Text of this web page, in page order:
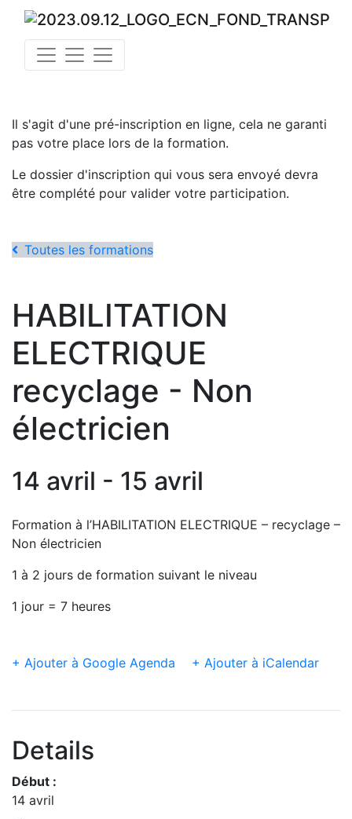
Il s'agit d'une pré-inscription en ligne, cela ne garanti
pas votre place lors de la formation.
Le dossier d'inscription qui vous sera envoyé devra
être complété pour valider votre participation.
Toutes les formations
HABILITATION
ELECTRIQUE
recyclage - Non
électricien
14 avril - 15 avril
Formation à l’HABILITATION ELECTRIQUE – recyclage –
Non électricien
1 à 2 jours de formation suivant le niveau
1 jour = 7 heures
+ Ajouter à Google Agenda + Ajouter à iCalendar
Details
Début :
14 avril